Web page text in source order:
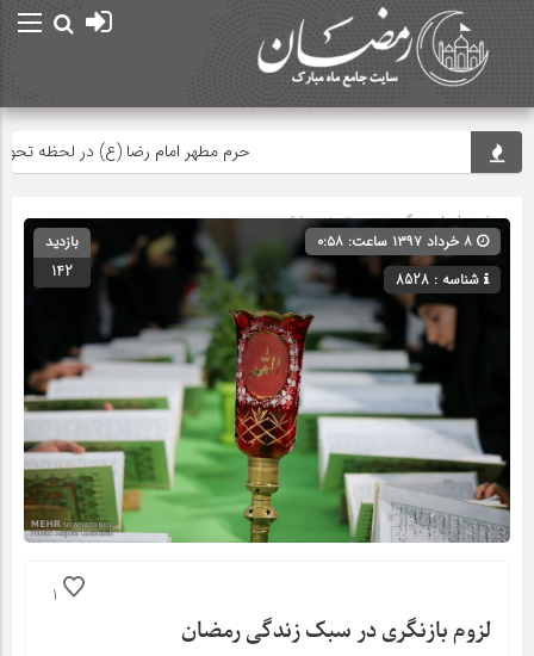
حرم مطهر امام رضا (ع) در لحظه تحویل
صفحه اصلی» گروه » دسته‌بندی نشده
شناسه : 8528
بازدید
142
1
لزوم بازنگری در سبک زندگی رمضان